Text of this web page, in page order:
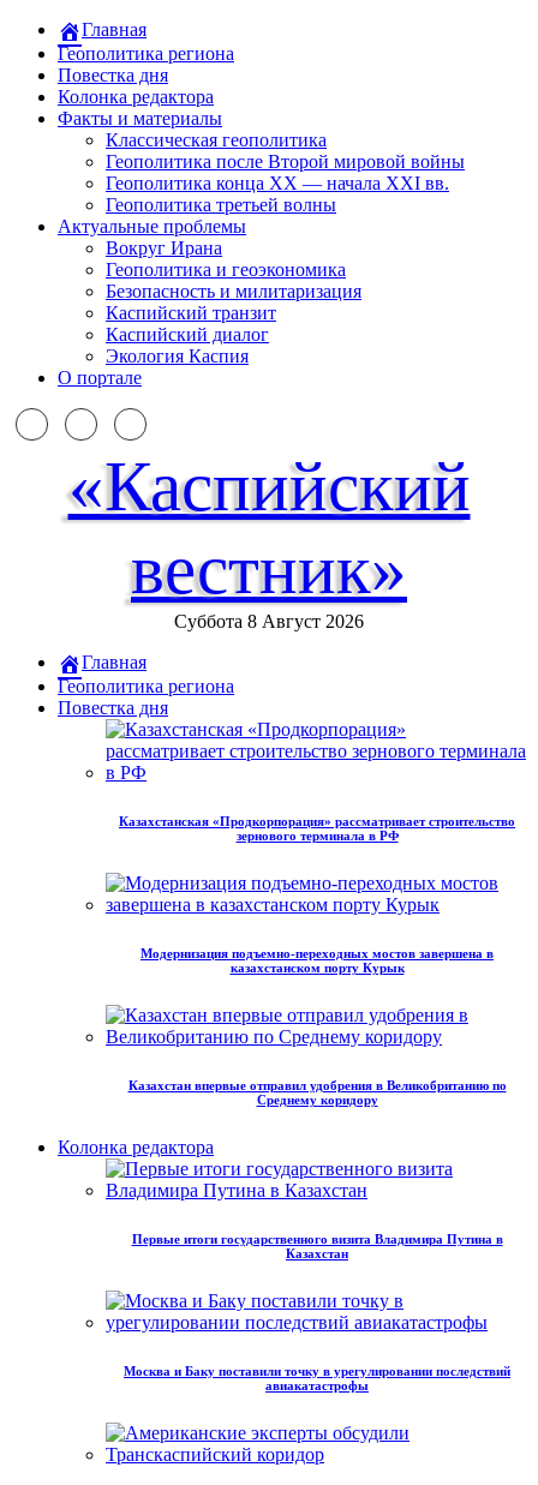
Главная
Геополитика региона
Повестка дня
Колонка редактора
Факты и материалы
Классическая геополитика
Геополитика после Второй мировой войны
Геополитика конца XX — начала XXI вв.
Геополитика третьей волны
Актуальные проблемы
Вокруг Ирана
Геополитика и геоэкономика
Безопасность и милитаризация
Каспийский транзит
Каспийский диалог
Экология Каспия
О портале
«Каспийский
вестник»
Суббота 8 Август 2026
Главная
Геополитика региона
Повестка дня
Казахстанская «Продкорпорация» рассматривает строительство
зернового терминала в РФ
Модернизация подъемно-переходных мостов завершена в
казахстанском порту Курык
Казахстан впервые отправил удобрения в Великобританию по
Среднему коридору
Колонка редактора
Первые итоги государственного визита Владимира Путина в
Казахстан
Москва и Баку поставили точку в урегулировании последствий
авиакатастрофы